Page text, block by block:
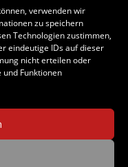
verwenden wir
zu speichern
Technologien zustimmen,
eindeutige IDs auf dieser
nicht erteilen oder
Funktionen
zum Download
Der...
2016|News
in der Betaphase
als separates
Pc´s ab XP